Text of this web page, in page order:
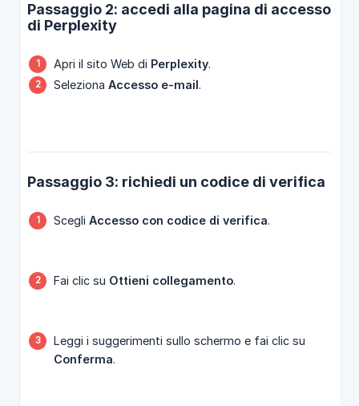
Passaggio 2: accedi alla pagina di accesso
di Perplexity
Apri il sito Web di Perplexity.
Seleziona Accesso e-mail.
Passaggio 3: richiedi un codice di verifica
Scegli Accesso con codice di verifica.
Fai clic su Ottieni collegamento.
Leggi i suggerimenti sullo schermo e fai clic su
Conferma.